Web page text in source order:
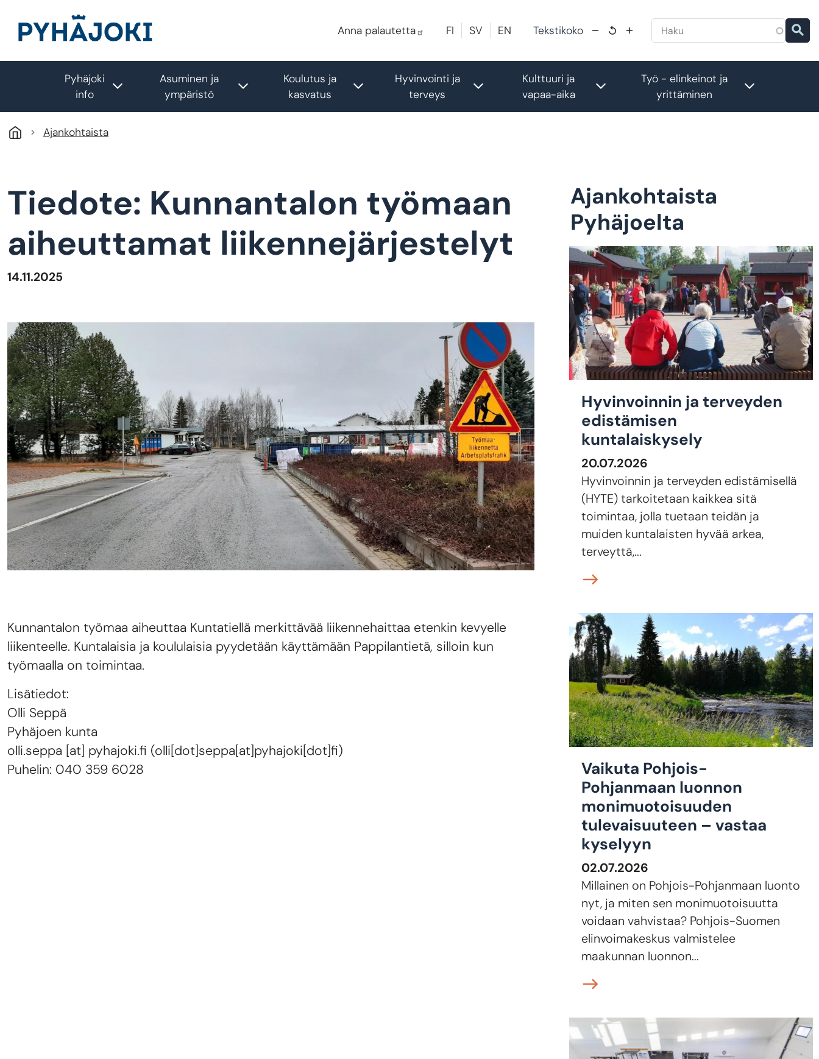
Anna palautetta
FI SV EN Tekstikoko
Pyhäjoki
info
Toggle submenu
Asuminen ja
ympäristö
Toggle submenu
Koulutus ja
kasvatus
Toggle submenu
Hyvinvointi ja
terveys
Toggle submenu
Kulttuuri ja
vapaa-aika
Toggle submenu
Työ - elinkeinot ja
yrittäminen
Ajankohtaista
Tiedote: Kunnantalon työmaan
aiheuttamat liikennejärjestelyt
14.11.2025
Kunnantalon työmaa aiheuttaa Kuntatiellä merkittävää liikennehaittaa etenkin kevyelle
liikenteelle. Kuntalaisia ja koululaisia pyydetään käyttämään Pappilantietä, silloin kun
työmaalla on toimintaa.
Lisätiedot:
Olli Seppä
Pyhäjoen kunta
olli.seppa [at] pyhajoki.fi (olli[dot]seppa[at]pyhajoki[dot]fi)
Puhelin: 040 359 6028
Ajankohtaista
Pyhäjoelta
Hyvinvoinnin ja terveyden
edistämisen
kuntalaiskysely
20.07.2026
Hyvinvoinnin ja terveyden edistämisellä
(HYTE) tarkoitetaan kaikkea sitä
toimintaa, jolla tuetaan teidän ja
muiden kuntalaisten hyvää arkea,
terveyttä,...
Vaikuta Pohjois-
Pohjanmaan luonnon
monimuotoisuuden
tulevaisuuteen – vastaa
kyselyyn
02.07.2026
Millainen on Pohjois-Pohjanmaan luonto
nyt, ja miten sen monimuotoisuutta
voidaan vahvistaa? Pohjois-Suomen
elinvoimakeskus valmistelee
maakunnan luonnon...